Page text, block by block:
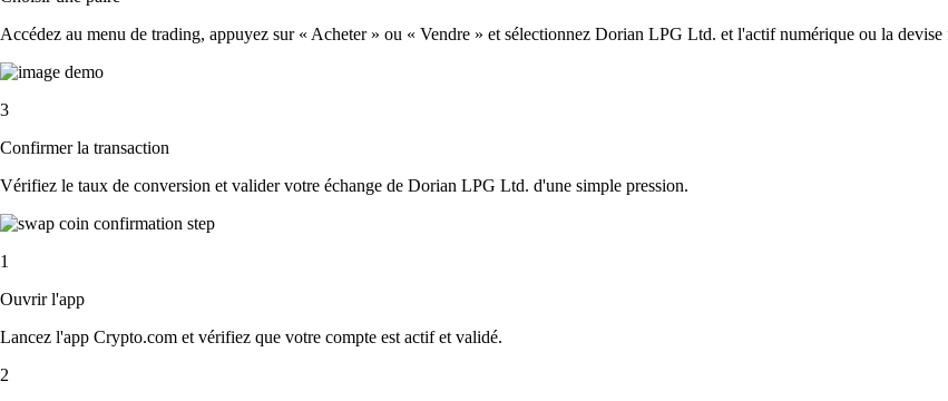
Accédez au menu de trading, appuyez sur « Acheter » ou « Vendre » et sélectionnez Dorian LPG Ltd. et l'actif numérique ou la
3
Confirmer la transaction
Vérifiez le taux de conversion et valider votre échange de Dorian LPG Ltd. d'une simple pression.
1
Ouvrir l'app
Lancez l'app Crypto.com et vérifiez que votre compte est actif et validé.
2